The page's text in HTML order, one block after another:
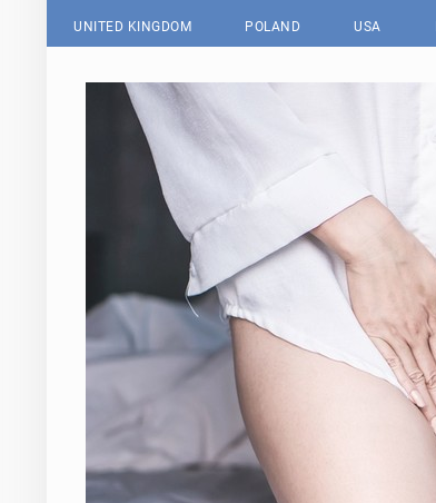
UNITED KINGDOM POLAND USA